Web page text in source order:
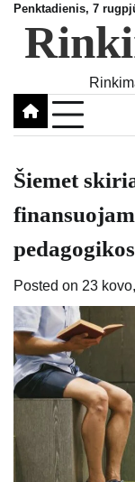
Skip
content
Penktadienis, 7
Šiemet
Posted on 23